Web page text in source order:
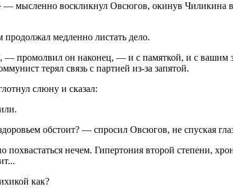
мысленно воскликнул Овсюгов, окинув Чиликина
медленно листать дело.
промолвил он наконец, — и с памяткой, и с вашим
терял связь с партией из-за запятой.
слюну и сказал:
обстоит? — спросил Овсюгов, не спуская
нечем. Гипертония второй степени,
как?